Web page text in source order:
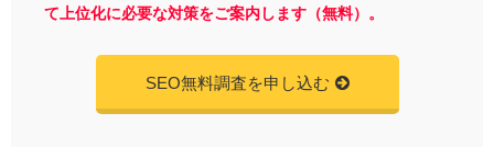
て上位化に必要な対策をご案内します（無料）。
SEO無料調査を申し込む